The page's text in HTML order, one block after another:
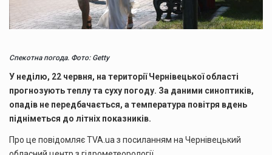
Спекотна погода. Фото: Getty
У неділю, 22 червня, на території Чернівецької області
прогнозують теплу та суху погоду. За даними синоптиків,
опадів не передбачається, а температура повітря вдень
підніметься до літніх показників.
Про це повідомляє TVA.ua з посиланням на Чернівецький